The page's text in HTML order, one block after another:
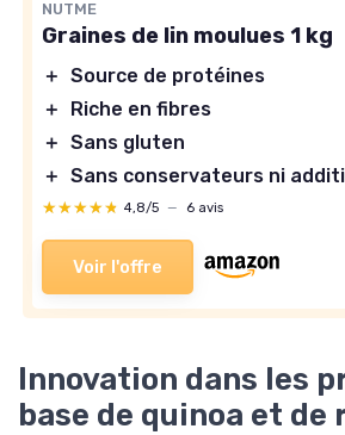
NUTME
Graines de lin moulues 1 kg
＋ Source de protéines
＋
Riche en fibres
＋ Sans gluten
＋ Sans conservateurs ni
★★★★★
★★★★★ 4,8/5 — 6 avis
Voir l'offre
Innovation dans les
base de quinoa et de